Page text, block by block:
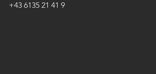
+43 6135 21 41 9